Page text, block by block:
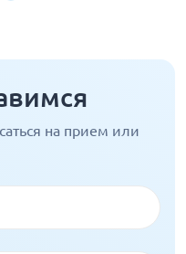
на прием или